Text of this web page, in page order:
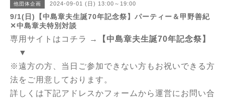
他団体企画 2024-09-01 (日) 13:00～19:00
9/1(日)【中島章夫生誕70年記念祭】パーティー＆甲野善紀
✕中島章夫特別対談
専用サイトはコチラ →
【中島章夫生誕70年記念祭】
▼
※遠方の方、当日ご参加できない方もお祝いできる方
法をご用意しております。
詳しくは下記アドレスかフォームから運営にお問い合